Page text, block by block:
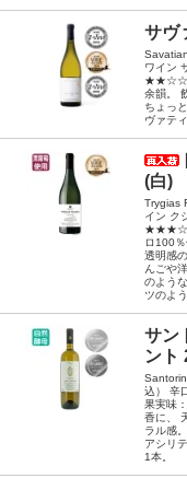
サヴ
ワイン
★★☆☆☆
余韻。
ちょっ
ヴァテ
(白)
Trygias
イン ク
★★★☆☆
ロ100
透明感
んごや
のよう
ツのよ
サン
ント
込） 辛
果実味
香に、
ラル感
アシリ
1本。